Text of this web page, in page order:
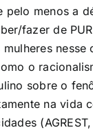
pelo menos a
fazer de
nesse
o
sobre o
na vida